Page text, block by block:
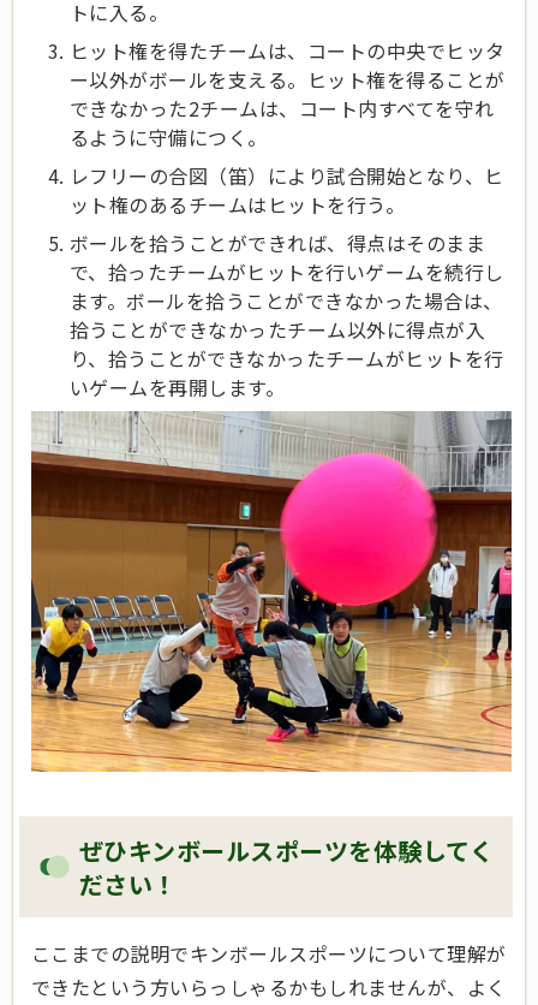
トに入る。
ヒット権を得たチームは、コートの中央でヒッタ
ー以外がボールを支える。ヒット権を得ることが
できなかった2チームは、コート内すべてを守れ
るように守備につく。
レフリーの合図（笛）により試合開始となり、ヒ
ット権のあるチームはヒットを行う。
ボールを拾うことができれば、得点はそのまま
で、拾ったチームがヒットを行いゲームを続行し
ます。ボールを拾うことができなかった場合は、
拾うことができなかったチーム以外に得点が入
り、拾うことができなかったチームがヒットを行
いゲームを再開します。
ぜひキンボールスポーツを体験してく
ださい！
ここまでの説明でキンボールスポーツについて理解が
できたという方いらっしゃるかもしれませんが、よく